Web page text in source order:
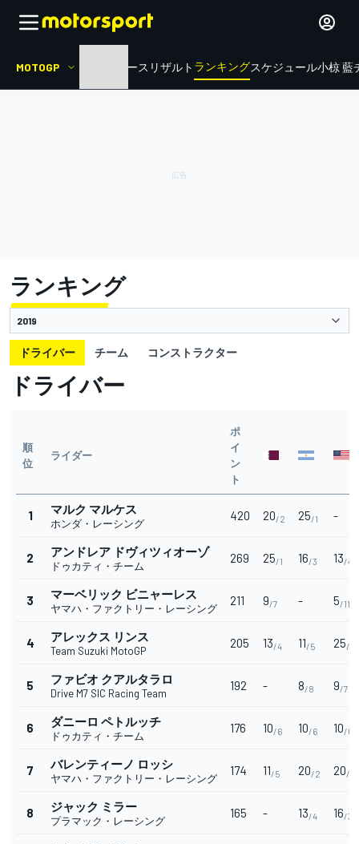
MOTOGP ニュース リザルト ランキングスケジュール小椋 藍
ランキング
ドライバー チーム コンストラクター
ドライバー
順
位
ライダー
ポ
イ
ン
ト
1 マルク マルケス
ホンダ・レーシング
420 20/2 25/1 -
2 アンドレア ドヴィツィオーゾ
ドゥカティ・チーム
269 25/1 16/3 13/4
3 マーベリック ビニャーレス
ヤマハ・ファクトリー・レーシング
211 9/7 - 5/11
4 アレックス リンス
Team Suzuki MotoGP
205 13/4 11/5 25/1
5 ファビオ クアルタラロ
Drive M7 SIC Racing Team
192 - 8/8 9/7
6 ダニーロ ペトルッチ
ドゥカティ・チーム
176 10/6 10/6 10/6
7 バレンティーノ ロッシ
ヤマハ・ファクトリー・レーシング
174 11/5 20/2 20/2
8 ジャック ミラー
プラマック・レーシング
165 - 13/4 16/3